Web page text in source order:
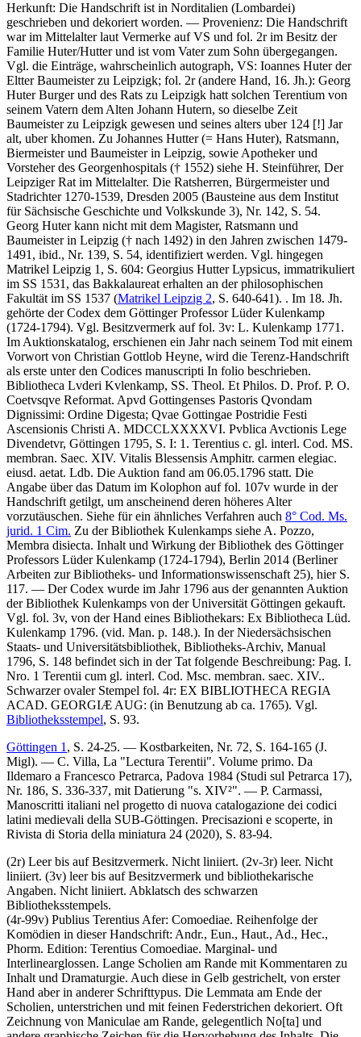
Herkunft: Die Handschrift ist in Norditalien (Lombardei)
geschrieben und dekoriert worden. — Provenienz: Die Handschrift
war im Mittelalter laut Vermerke auf VS und fol. 2r im Besitz der
Familie Huter/Hutter und ist vom Vater zum Sohn übergegangen.
Vgl. die Einträge, wahrscheinlich autograph, VS: Ioannes Huter der
Eltter Baumeister zu Leipzigk; fol. 2r (andere Hand, 16. Jh.): Georg
Huter Burger und des Rats zu Leipzigk hatt solchen Terentium von
seinem Vatern dem Alten Johann Hutern, so dieselbe Zeit
Baumeister zu Leipzigk gewesen und seines alters uber 124 [!] Jar
alt, uber khomen. Zu Johannes Hutter (= Hans Huter), Ratsmann,
Biermeister und Baumeister in Leipzig, sowie Apotheker und
Vorsteher des Georgenhospitals († 1552) siehe H. Steinführer, Der
Leipziger Rat im Mittelalter. Die Ratsherren, Bürgermeister und
Stadrichter 1270-1539, Dresden 2005 (Bausteine aus dem Institut
für Sächsische Geschichte und Volkskunde 3), Nr. 142, S. 54.
Georg Huter kann nicht mit dem Magister, Ratsmann und
Baumeister in Leipzig († nach 1492) in den Jahren zwischen 1479-
1491, ibid., Nr. 139, S. 54, identifiziert werden. Vgl. hingegen
Matrikel Leipzig 1, S. 604: Georgius Hutter Lypsicus, immatrikuliert
im SS 1531, das Bakkalaureat erhalten an der philosophischen
Fakultät im SS 1537 (Matrikel Leipzig 2, S. 640-641). . Im 18. Jh.
gehörte der Codex dem Göttinger Professor Lüder Kulenkamp
(1724-1794). Vgl. Besitzvermerk auf fol. 3v: L. Kulenkamp 1771 .
Im Auktionskatalog, erschienen ein Jahr nach seinem Tod mit einem
Vorwort von Christian Gottlob Heyne, wird die Terenz-Handschrift
als erste unter den Codices manuscripti In folio beschrieben.
Bibliotheca Lvderi Kvlenkamp, SS. Theol. Et Philos. D. Prof. P. O.
Coetvsqve Reformat. Apvd Gottingenses Pastoris Qvondam
Dignissimi: Ordine Digesta; Qvae Gottingae Postridie Festi
Ascensionis Christi A. MDCCLXXXXVI. Pvblica Avctionis Lege
Divendetvr, Göttingen 1795, S. I: 1. Terentius c. gl. interl. Cod. MS.
membran. Saec. XIV. Vitalis Blessensis Amphitr. carmen elegiac.
eiusd. aetat. Ldb. Die Auktion fand am 06.05.1796 statt. Die
Angabe über das Datum im Kolophon auf fol. 107v wurde in der
Handschrift getilgt, um anscheinend deren höheres Alter
vorzutäuschen. Siehe für ein ähnliches Verfahren auch 8° Cod. Ms.
jurid. 1 Cim. Zu der Bibliothek Kulenkamps siehe A. Pozzo,
Membra disiecta. Inhalt und Wirkung der Bibliothek des Göttinger
Professors Lüder Kulenkamp (1724-1794), Berlin 2014 (Berliner
Arbeiten zur Bibliotheks- und Informationswissenschaft 25), hier S.
117. — Der Codex wurde im Jahr 1796 aus der genannten Auktion
der Bibliothek Kulenkamps von der Universität Göttingen gekauft.
Vgl. fol. 3v, von der Hand eines Bibliothekars: Ex Bibliotheca Lüd.
Kulenkamp 1796. (vid. Man. p. 148.). In der Niedersächsischen
Staats- und Universitätsbibliothek, Bibliotheks-Archiv, Manual
1796, S. 148 befindet sich in der Tat folgende Beschreibung: Pag. I.
Nro. 1 Terentii cum gl. interl. Cod. Msc. membran. saec. XIV..
Schwarzer ovaler Stempel fol. 4r: EX BIBLIOTHECA REGIA
ACAD. GEORGIÆ AUG: (in Benutzung ab ca. 1765). Vgl.
Bibliotheksstempel, S. 93.
Göttingen 1 , S. 24-25. — Kostbarkeiten, Nr. 72, S. 164-165 (J.
Migl). — C. Villa, La "Lectura Terentii". Volume primo. Da
Ildemaro a Francesco Petrarca, Padova 1984 (Studi sul Petrarca 17),
Nr. 186, S. 336-337, mit Datierung "s. XIV²". — P. Carmassi,
Manoscritti italiani nel progetto di nuova catalogazione dei codici
latini medievali della SUB-Göttingen. Precisazioni e scoperte, in
Rivista di Storia della miniatura 24 (2020), S. 83-94.
(2r) Leer bis auf Besitzvermerk. Nicht liniiert. (2v-3r) leer. Nicht
liniiert. (3v) leer bis auf Besitzvermerk und bibliothekarische
Angaben. Nicht liniiert. Abklatsch des schwarzen
Bibliotheksstempels.
(4r-99v) Publius Terentius Afer: Comoediae. Reihenfolge der
Komödien in dieser Handschrift: Andr., Eun., Haut., Ad., Hec.,
Phorm. Edition: Terentius Comoediae. Marginal- und
Interlinearglossen. Lange Scholien am Rande mit Kommentaren zu
Inhalt und Dramaturgie. Auch diese in Gelb gestrichelt, von erster
Hand aber in anderer Schrifttypus. Die Lemmata am Ende der
Scholien, unterstrichen und mit feinen Federstrichen dekoriert. Oft
Zeichnung von Maniculae am Rande, gelegentlich No[ta] und